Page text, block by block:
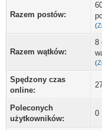
Razem postów:
(
Razem wątków:
8
(
Spędzony czas
online:
Poleconych
użytkowników:
0